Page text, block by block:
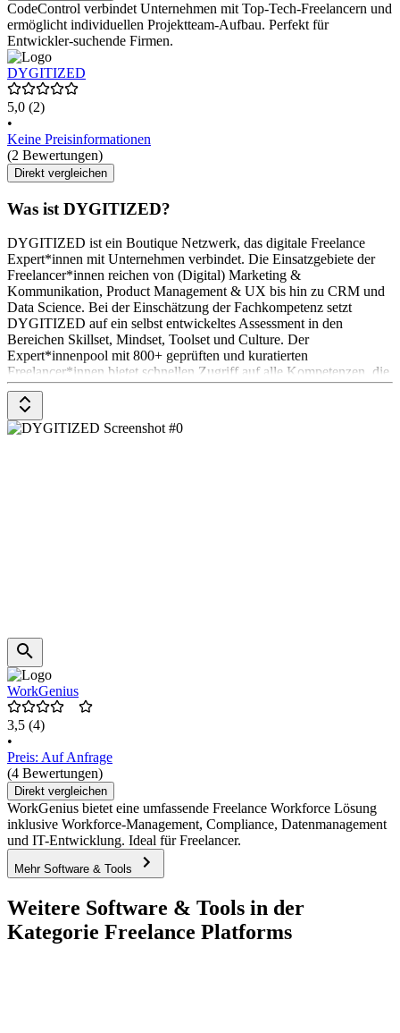
CodeControl verbindet Unternehmen mit Top-Tech-Freelancern und
ermöglicht individuellen Projektteam-Aufbau. Perfekt für
Entwickler-suchende Firmen.
DYGITIZED
5,0 (2)
•
Keine Preisinformationen
(2 Bewertungen)
Direkt vergleichen
Was ist DYGITIZED?
DYGITIZED ist ein Boutique Netzwerk, das digitale Freelance
Expert*innen mit Unternehmen verbindet. Die Einsatzgebiete der
Freelancer*innen reichen von (Digital) Marketing &
Kommunikation, Product Management & UX bis hin zu CRM und
Data Science. Bei der Einschätzung der Fachkompetenz setzt
DYGITIZED auf ein selbst entwickeltes Assessment in den
Bereichen Skillset, Mindset, Toolset und Culture. Der
Expert*innenpool mit 800+ geprüften und kuratierten
Freelancer*innen bietet schnellen Zugriff auf alle Kompetenzen, die
digitale Geschäftsmodelle erfolgreich machen.
WorkGenius
3,5 (4)
•
Preis: Auf Anfrage
(4 Bewertungen)
Direkt vergleichen
WorkGenius bietet eine umfassende Freelance Workforce Lösung
inklusive Workforce-Management, Compliance, Datenmanagement
und IT-Entwicklung. Ideal für Freelancer.
Mehr Software & Tools
Weitere Software & Tools in der
Kategorie Freelance Platforms